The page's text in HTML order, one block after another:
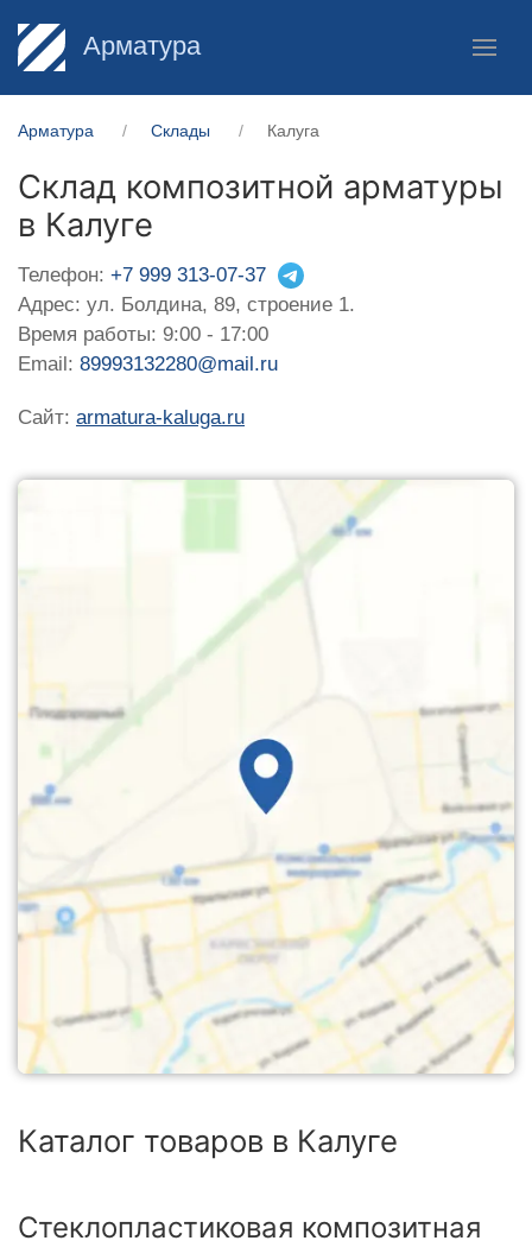
Арматура
Арматура Склады Калуга
Склад композитной арматуры
в Калуге
Телефон: +7 999 313-07-37
Адрес: ул. Болдина, 89, строение 1.
Время работы: 9:00 - 17:00
Email: 89993132280@mail.ru
Сайт: armatura-kaluga.ru
Каталог товаров в Калуге
Стеклопластиковая композитная